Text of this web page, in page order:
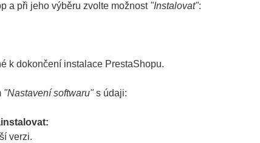
a při jeho výběru zvolte možnost "Instalovat":
k dokončení instalace PrestaShopu.
"Nastavení softwaru"s údaji:
verzi.